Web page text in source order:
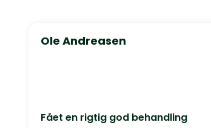
Ole Andreasen
Fået en rigtig god behandling